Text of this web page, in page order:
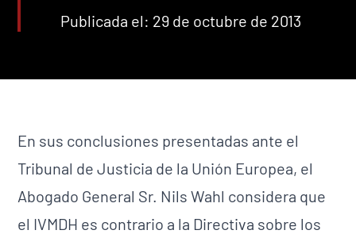
Publicada el: 29 de octubre de 2013
En sus conclusiones presentadas ante el
Tribunal de Justicia de la Unión Europea, el
Abogado General Sr. Nils Wahl considera que
el IVMDH es contrario a la Directiva sobre los